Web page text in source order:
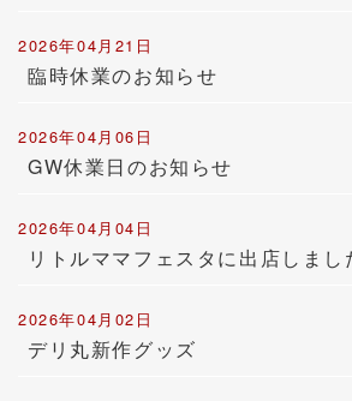
2026年04月21日
臨時休業のお知らせ
2026年04月06日
GW休業日のお知らせ
2026年04月04日
リトルママフェスタに出店しまし
2026年04月02日
デリ丸新作グッズ